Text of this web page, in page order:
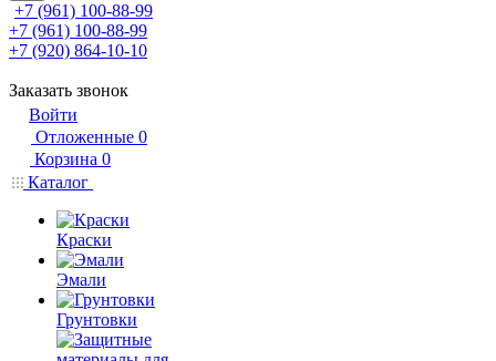
+7 (961) 100-88-99
+7 (961) 100-88-99
+7 (920) 864-10-10
Заказать звонок
Войти
Отложенные 0
Корзина 0
Каталог
Краски
Эмали
Грунтовки